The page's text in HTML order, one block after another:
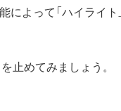
によって「ハイライ
を止めてみましょう。